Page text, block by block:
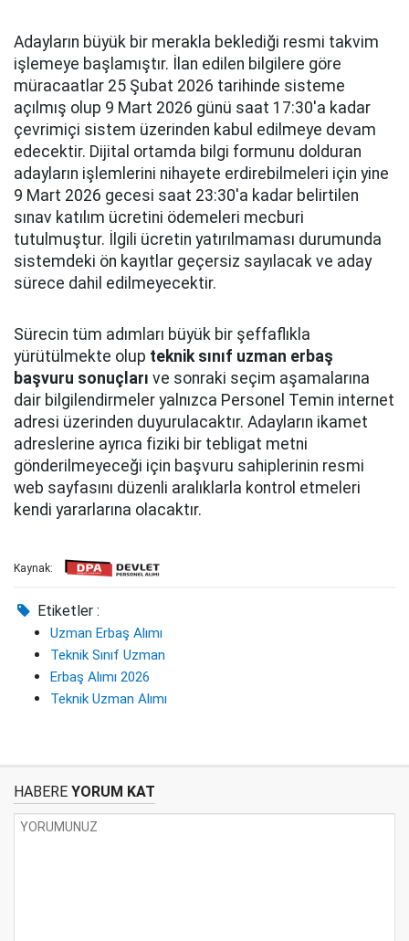
Adayların büyük bir merakla beklediği resmi takvim
işlemeye başlamıştır. İlan edilen bilgilere göre
müracaatlar 25 Şubat 2026 tarihinde sisteme
açılmış olup 9 Mart 2026 günü saat 17:30'a kadar
çevrimiçi sistem üzerinden kabul edilmeye devam
edecektir. Dijital ortamda bilgi formunu dolduran
adayların işlemlerini nihayete erdirebilmeleri için yine
9 Mart 2026 gecesi saat 23:30'a kadar belirtilen
sınav katılım ücretini ödemeleri mecburi
tutulmuştur. İlgili ücretin yatırılmaması durumunda
sistemdeki ön kayıtlar geçersiz sayılacak ve aday
sürece dahil edilmeyecektir.
Sürecin tüm adımları büyük bir şeffaflıkla
yürütülmekte olup teknik sınıf uzman erbaş
başvuru sonuçları ve sonraki seçim aşamalarına
dair bilgilendirmeler yalnızca Personel Temin internet
adresi üzerinden duyurulacaktır. Adayların ikamet
adreslerine ayrıca fiziki bir tebligat metni
gönderilmeyeceği için başvuru sahiplerinin resmi
web sayfasını düzenli aralıklarla kontrol etmeleri
kendi yararlarına olacaktır.
Kaynak:
Etiketler :
Uzman Erbaş Alımı
Teknik Sınıf Uzman
Erbaş Alımı 2026
Teknik Uzman Alımı
HABERE YORUM KAT